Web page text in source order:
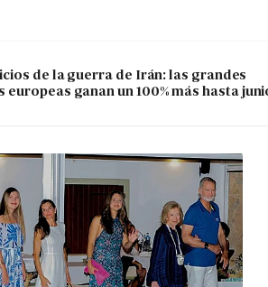
de la guerra de Irán: las grandes
ganan un 100% más hasta